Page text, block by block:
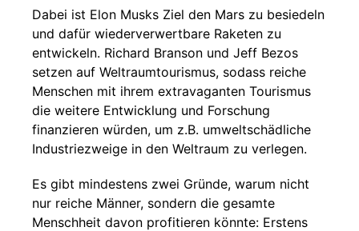
Dabei ist Elon Musks Ziel den Mars zu besiedeln
und dafür wiederverwertbare Raketen zu
entwickeln. Richard Branson und Jeff Bezos
setzen auf Weltraumtourismus, sodass reiche
Menschen mit ihrem extravaganten Tourismus
die weitere Entwicklung und Forschung
finanzieren würden, um z.B. umweltschädliche
Industriezweige in den Weltraum zu verlegen.
Es gibt mindestens zwei Gründe, warum nicht
nur reiche Männer, sondern die gesamte
Menschheit davon profitieren könnte: Erstens